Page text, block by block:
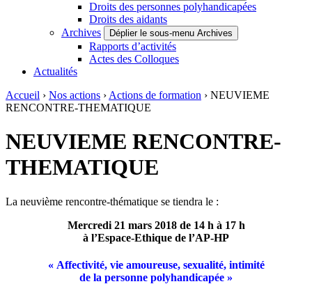
Droits des personnes polyhandicapées
Droits des aidants
Archives
Déplier le sous-menu Archives
Rapports d’activités
Actes des Colloques
Actualités
Accueil › Nos actions › Actions de formation › NEUVIEME
RENCONTRE-THEMATIQUE
NEUVIEME RENCONTRE-
THEMATIQUE
La neuvième rencontre-thématique se tiendra le :
Mercredi 21 mars 2018 de 14 h à 17 h
à l’Espace-Ethique de l’AP-HP
« Affectivité, vie amoureuse, sexualité, intimité
de la personne polyhandicapée »